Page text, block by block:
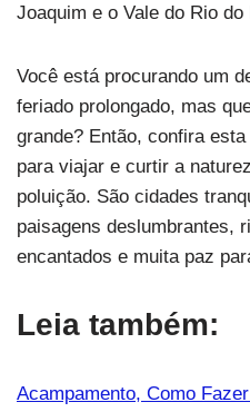
Joaquim e o Vale do Rio do
Você está procurando um
feriado prolongado, mas
grande? Então, confira
para viajar e curtir a
poluição. São cidades
paisagens deslumbrantes,
encantados e muita paz
Leia também:
Acampamento, Como